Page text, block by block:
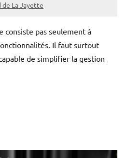
de La Jayette
consiste pas seulement à
Il faut surtout
de simplifier la gestion